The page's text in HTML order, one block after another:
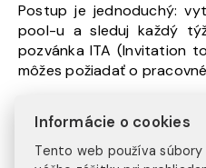
Postup je jednoduchý:
pool-u a sleduj každý
pozvánka ITA (Invitation
môžes požiadať o
[/vc_column_text][/
row_type=“row“
Informácie o cookies
Tento web používa